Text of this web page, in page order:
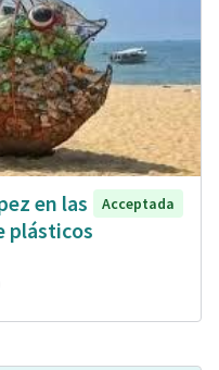
en las
plásticos
Acceptada